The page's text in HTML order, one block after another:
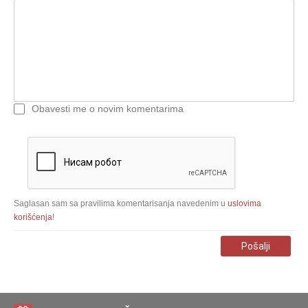
Obavesti me o novim komentarima
Saglasan sam sa pravilima komentarisanja navedenim u uslovima
korišćenja!
Pošalji